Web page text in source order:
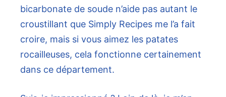
bicarbonate de soude n’aide pas autant le
croustillant que Simply Recipes me l’a fait
croire, mais si vous aimez les patates
rocailleuses, cela fonctionne certainement
dans ce département.